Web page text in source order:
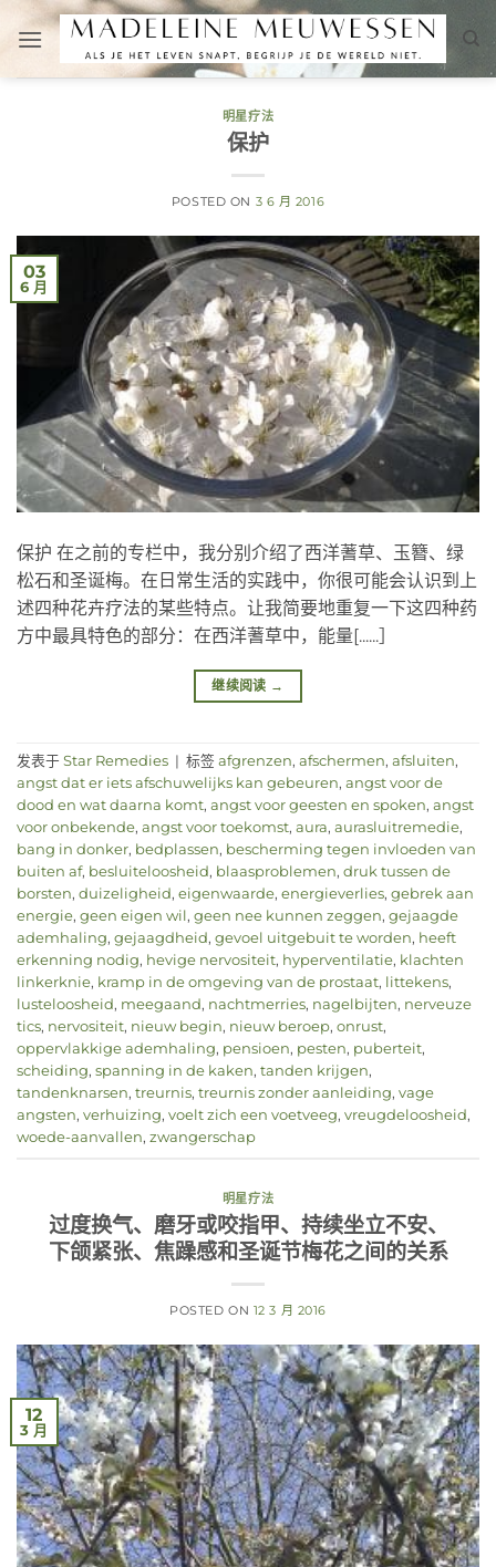
明星疗法
保护
POSTED ON 3 6 月 2016
03
6 月
保护 在之前的专栏中，我分别介绍了西洋蓍草、玉簪、绿
松石和圣诞梅。在日常生活的实践中，你很可能会认识到上
述四种花卉疗法的某些特点。让我简要地重复一下这四种药
方中最具特色的部分：在西洋蓍草中，能量[......］
继续阅读 →
发表于 Star Remedies | 标签 afgrenzen, afschermen, afsluiten,
angst dat er iets afschuwelijks kan gebeuren, angst voor de
dood en wat daarna komt, angst voor geesten en spoken, angst
voor onbekende, angst voor toekomst, aura, aurasluitremedie,
bang in donker, bedplassen, bescherming tegen invloeden van
buiten af, besluiteloosheid, blaasproblemen, druk tussen de
borsten, duizeligheid, eigenwaarde, energieverlies, gebrek aan
energie, geen eigen wil, geen nee kunnen zeggen, gejaagde
ademhaling, gejaagdheid, gevoel uitgebuit te worden, heeft
erkenning nodig, hevige nervositeit, hyperventilatie, klachten
linkerknie, kramp in de omgeving van de prostaat, littekens,
lusteloosheid, meegaand, nachtmerries, nagelbijten, nerveuze
tics, nervositeit, nieuw begin, nieuw beroep, onrust,
oppervlakkige ademhaling, pensioen, pesten, puberteit,
scheiding, spanning in de kaken, tanden krijgen,
tandenknarsen, treurnis, treurnis zonder aanleiding, vage
angsten, verhuizing, voelt zich een voetveeg, vreugdeloosheid,
woede-aanvallen, zwangerschap
明星疗法
过度换气、磨牙或咬指甲、持续坐立不安、
下颌紧张、焦躁感和圣诞节梅花之间的关系
POSTED ON 12 3 月 2016
12
3 月